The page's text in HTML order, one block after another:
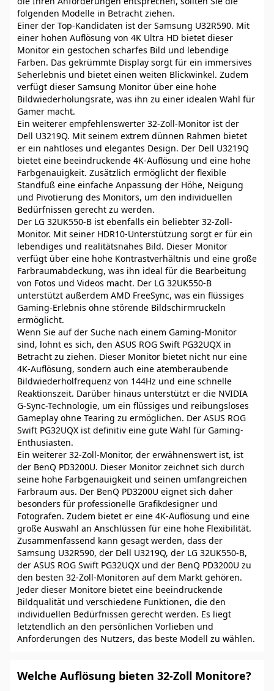
folgenden Modelle in Betracht ziehen.
Einer der Top-Kandidaten ist der Samsung U32R590. Mit
einer hohen Auflösung von 4K Ultra HD bietet dieser
Monitor ein gestochen scharfes Bild und lebendige
Farben. Das gekrümmte Display sorgt für ein immersives
Seherlebnis und bietet einen weiten Blickwinkel. Zudem
verfügt dieser Samsung Monitor über eine hohe
Bildwiederholungsrate, was ihn zu einer idealen Wahl für
Gamer macht.
Ein weiterer empfehlenswerter 32-Zoll-Monitor ist der
Dell U3219Q. Mit seinem extrem dünnen Rahmen bietet
er ein nahtloses und elegantes Design. Der Dell U3219Q
bietet eine beeindruckende 4K-Auflösung und eine hohe
Farbgenauigkeit. Zusätzlich ermöglicht der flexible
Standfuß eine einfache Anpassung der Höhe, Neigung
und Pivotierung des Monitors, um den individuellen
Bedürfnissen gerecht zu werden.
Der LG 32UK550-B ist ebenfalls ein beliebter 32-Zoll-
Monitor. Mit seiner HDR10-Unterstützung sorgt er für ein
lebendiges und realitätsnahes Bild. Dieser Monitor
verfügt über eine hohe Kontrastverhältnis und eine große
Farbraumabdeckung, was ihn ideal für die Bearbeitung
von Fotos und Videos macht. Der LG 32UK550-B
unterstützt außerdem AMD FreeSync, was ein flüssiges
Gaming-Erlebnis ohne störende Bildschirmruckeln
ermöglicht.
Wenn Sie auf der Suche nach einem Gaming-Monitor
sind, lohnt es sich, den ASUS ROG Swift PG32UQX in
Betracht zu ziehen. Dieser Monitor bietet nicht nur eine
4K-Auflösung, sondern auch eine atemberaubende
Bildwiederholfrequenz von 144Hz und eine schnelle
Reaktionszeit. Darüber hinaus unterstützt er die NVIDIA
G-Sync-Technologie, um ein flüssiges und reibungsloses
Gameplay ohne Tearing zu ermöglichen. Der ASUS ROG
Swift PG32UQX ist definitiv eine gute Wahl für Gaming-
Enthusiasten.
Ein weiterer 32-Zoll-Monitor, der erwähnenswert ist, ist
der BenQ PD3200U. Dieser Monitor zeichnet sich durch
seine hohe Farbgenauigkeit und seinen umfangreichen
Farbraum aus. Der BenQ PD3200U eignet sich daher
besonders für professionelle Grafikdesigner und
Fotografen. Zudem bietet er eine 4K-Auflösung und eine
große Auswahl an Anschlüssen für eine hohe Flexibilität.
Zusammenfassend kann gesagt werden, dass der
Samsung U32R590, der Dell U3219Q, der LG 32UK550-B,
der ASUS ROG Swift PG32UQX und der BenQ PD3200U zu
den besten 32-Zoll-Monitoren auf dem Markt gehören.
Jeder dieser Monitore bietet eine beeindruckende
Bildqualität und verschiedene Funktionen, die den
individuellen Bedürfnissen gerecht werden. Es liegt
letztendlich an den persönlichen Vorlieben und
Anforderungen des Nutzers, das beste Modell zu wählen.
Welche Auflösung bieten 32-Zoll Monitore?